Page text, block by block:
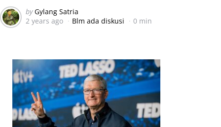
Posted
by
by Gylang Satria
2 years ago
Blm ada diskusi 0 min